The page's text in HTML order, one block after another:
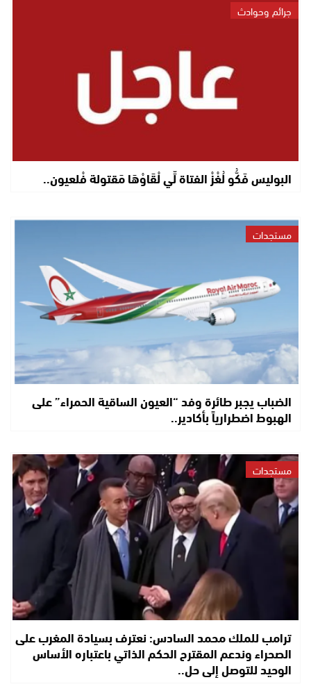
جرائم وحوادث
البوليس فَكُّو لُغْزْ الفتاة لِّي لْقَاوْهَا مَقتولة فْلعيون..
مستجدات
الضباب يجبر طائرة وفد “العيون الساقية الحمراء” على
الهبوط اضطرارياً بأكادير..
مستجدات
ترامب للملك محمد السادس: نعترف بسيادة المغرب على
الصحراء وندعم المقترح الحكم الذاتي باعتباره الأساس
الوحيد للتوصل إلى حل..